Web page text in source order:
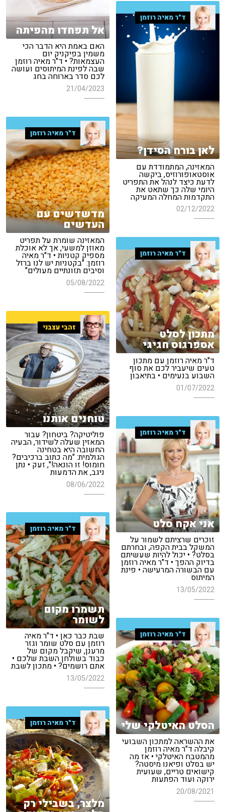
אל תפחדו מהפיתה
האם באמת היא הדבר הכי
משמין בפיקניק יום
העצמאות? • ד"ר מאיה רוזמן
שבה לפינת המיתוסים ועושה
לכם סדר בארוחה בחג
21/04/2023
ד"ר מאיה רוזמן
לאן בורח הסידן?
המאזינה, המתמודדת עם
אוסטאופורוזיס, ביקשה
לדעת כיצד לנהל את התפריט
היומי שלה כך שתאט את
התקדמות המחלה המעיקה
02/12/2022
ד"ר מאיה רוזמן
מדשדשים עם
העדשים
המאזינה שומרת על תפריט
מאוזן למשעי, אך לא אוכלת
מספיק קטניות • ד"ר מאיה
רוזמן: "בקטניות יש לנו ברזל
וסיבים תזונתיים מעולים"
05/08/2022
ד"ר מאיה רוזמן
מתכון לסלט
אספרגוס חגיגי
ד"ר מאיה רוזמן עם מתכון
טעים שיעביר לכם את סוף
השבוע בנעימים • בתיאבון
01/07/2022
זהבי עצבני
טוחנים אותנו
פוליטיקה? ביטחון? עבור
המאזין שעלה לשידור, הבעיה
החשובה היא בטחינה
הגולמית: "מה כתוב ברכיבים?
חומוס! זו הונאה!", זעק • נתן
ניגב, את הדמעות
08/06/2022
ד"ר מאיה רוזמן
אני אקח סלט
זוכרים שרציתם לשמור על
המשקל בבית הקפה, ובחרתם
בסלט? • יכול להיות שעשיתם
בדיוק ההפך • ד"ר מאיה רוזמן
עם הבשורה המרעישה • פינת
המיתוס
13/05/2022
ד"ר מאיה רוזמן
תשמרו מקום
לשומר
שבת כבר כאן • ד"ר מאיה
רוזמן עם סלט שומר וגזר
מרענן, שיקבל מקום של
כבוד בשולחן השבת שלכם •
אתם רושמים? • מתכון לשבת
13/05/2022
ד"ר מאיה רוזמן
הסלט האיטלקי שלי
את ההשראה למתכון השבועי
קיבלה ד"ר מאיה רוזמן
מהמטבח האיטלקי • אז מה
יש בסלט ופיאנו מיסטה?
קישואים טריים, שעועית
ירוקה ועוד הפתעות
20/08/2021
ד"ר מאיה רוזמן
מלצר, בשבילי רק